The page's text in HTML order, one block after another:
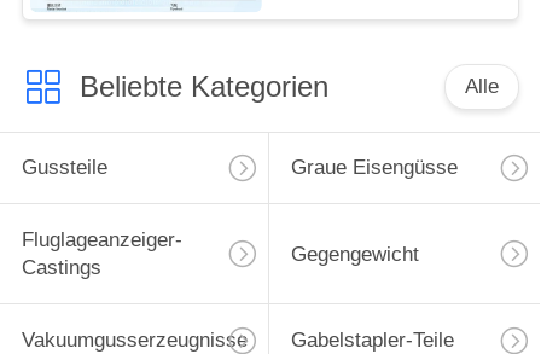
Beliebte Kategorien Alle
Gussteile Graue Eisengüsse
Fluglageanzeiger-
Castings
Gegengewicht
Vakuumgusserzeugnisse Gabelstapler-Teile